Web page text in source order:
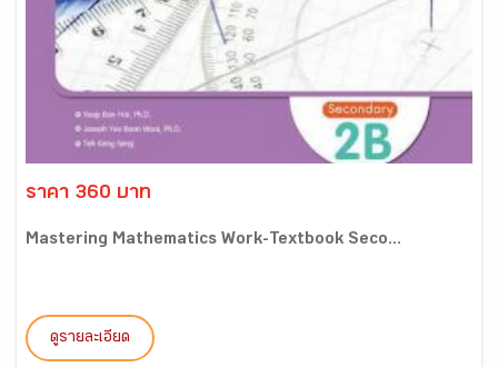
ราคา 360 บาท
Mastering Mathematics Work-Textbook Seco...
ดูรายละเอียด